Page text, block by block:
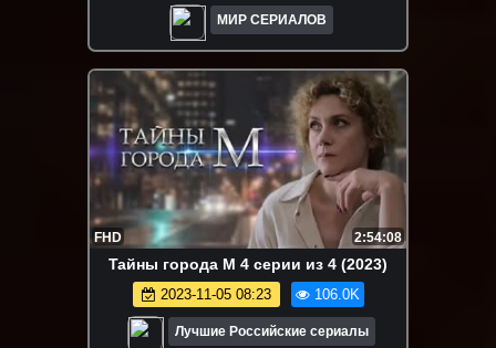
МИР СЕРИАЛОВ
FHD 2:54:08
Taйны гоpoда M 4 серии из 4 (2023)
2023-11-05 08:23 106.0K
Лучшие Российские сериалы